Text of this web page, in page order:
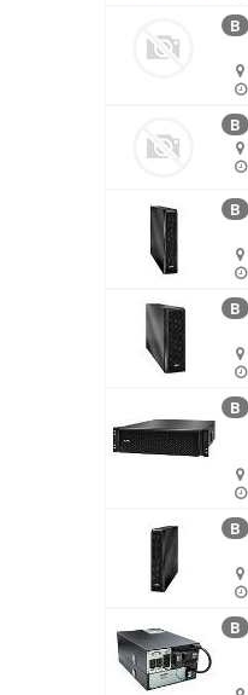
B
B
B
B
B
B
B